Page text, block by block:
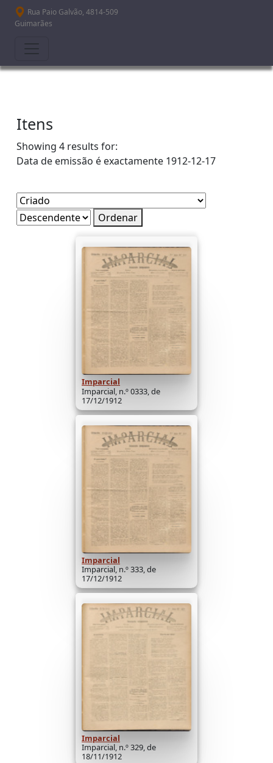
Passar para o conteúdo principal
Rua Paio Galvão, 4814-509
Guimarães
Itens
Showing 4 results for:
Data de emissão é exactamente 1912-12-17
Ordenar
Imparcial
Imparcial, n.º 0333, de
17/12/1912
Imparcial
Imparcial, n.º 333, de
17/12/1912
Imparcial
Imparcial, n.º 329, de
18/11/1912